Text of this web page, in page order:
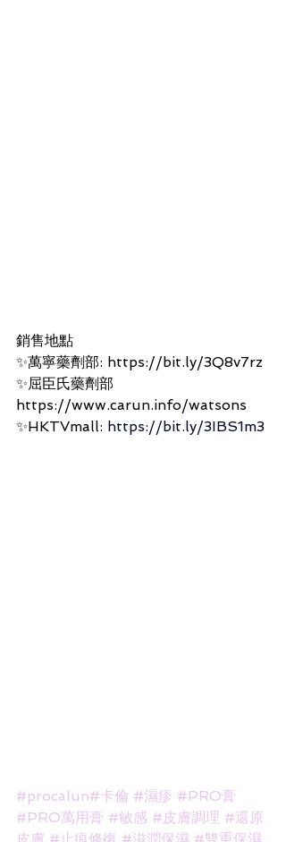
銷售地點
✨萬寧藥劑部: https://bit.ly/3Q8v7rz
✨屈臣氏藥劑部
https://www.carun.info/watsons
✨HKTVmall: https://bit.ly/3IBS1m3
#procalun#卡倫 #濕疹 #PRO膏
#PRO萬用膏 #敏感 #皮膚調理 #還原